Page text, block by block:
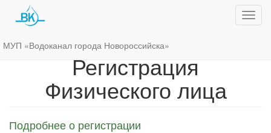
меню
МУП «Водоканал города Новороссийска»
Регистрация
Физического лица
Подробнее о регистрации